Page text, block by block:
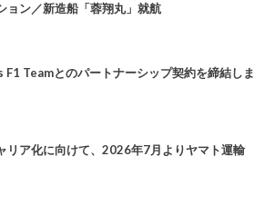
ョン／新造船「蓉翔丸」就航
F1 Teamとのパートナーシップ契約を締結しま
リア化に向けて、2026年7月よりヤマト運輸